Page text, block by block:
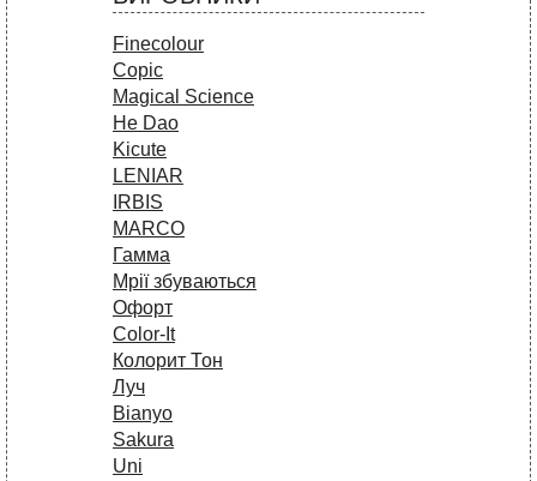
Finecolour
Copic
Magical Science
He Dao
Kicute
LENIAR
IRBIS
MARCO
Гамма
Мрії збуваються
Офорт
Сolor-It
Колорит Тон
Луч
Bianyo
Sakura
Uni